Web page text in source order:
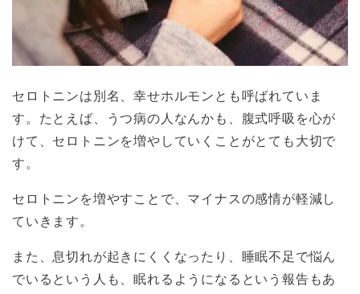
セロトニンは別名、幸せホルモンとも呼ばれていま
す。たとえば、うつ病の人なんかも、腹式呼吸を心が
けて、セロトニンを増やしていくことがとても大切で
す。
セロトニンを増やすことで、マイナスの感情が軽減し
ていきます。
また、息切れが起きにくくなったり、睡眠不足で悩ん
でいるという人も、眠れるようになるという報告もあ